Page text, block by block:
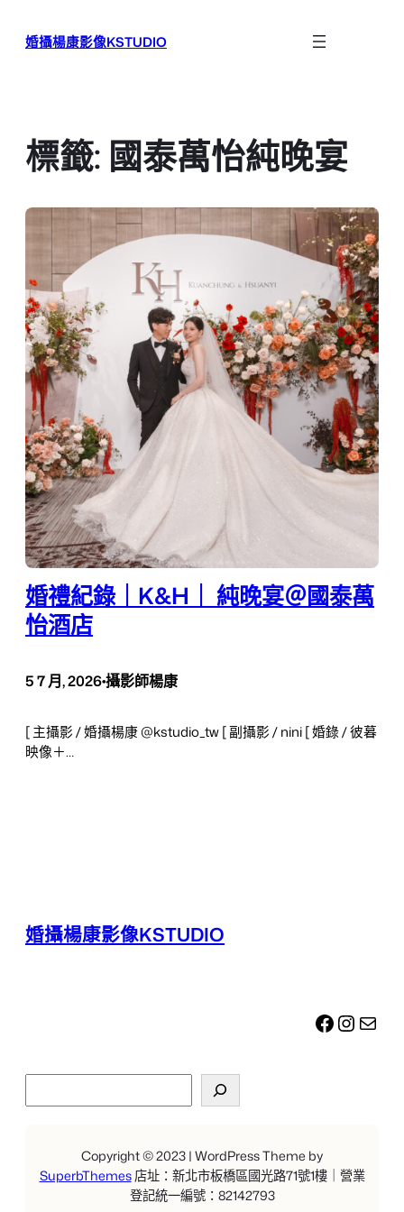
婚攝楊康影像KSTUDIO
標籤: 國泰萬怡純晚宴
婚禮紀錄｜K&H｜ 純晚宴＠國泰萬
怡酒店
5 7 月, 2026•攝影師楊康
[ 主攝影 / 婚攝楊康 @kstudio_tw [ 副攝影 / nini [ 婚錄 / 彼暮
映像＋…
婚攝楊康影像KSTUDIO
Facebook Instagram電子郵件
尋
Copyright © 2023 | WordPress Theme by
SuperbThemes店址：新北市板橋區國光路71號1樓｜營業
登記統一編號：82142793